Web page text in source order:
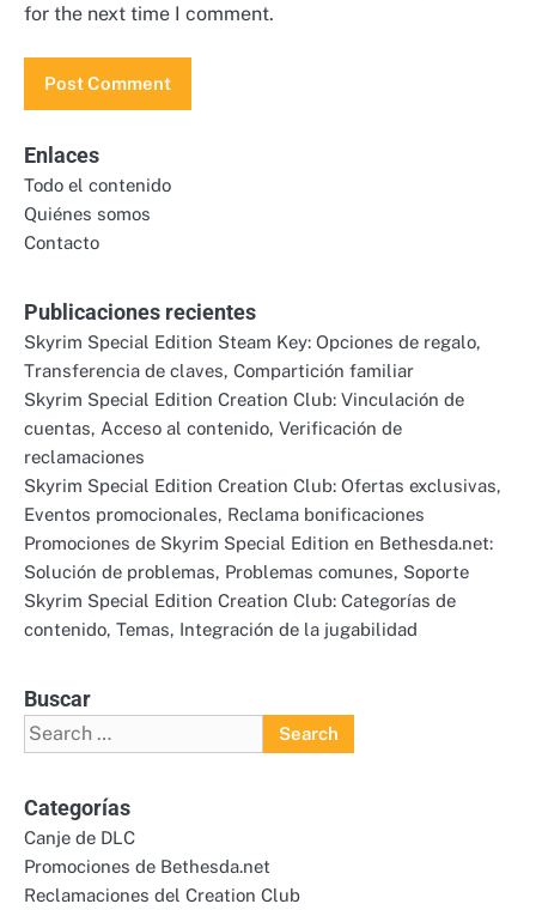
for the next time I comment.
Enlaces
Todo el contenido
Quiénes somos
Contacto
Publicaciones recientes
Skyrim Special Edition Steam Key: Opciones de regalo,
Transferencia de claves, Compartición familiar
Skyrim Special Edition Creation Club: Vinculación de
cuentas, Acceso al contenido, Verificación de
reclamaciones
Skyrim Special Edition Creation Club: Ofertas exclusivas,
Eventos promocionales, Reclama bonificaciones
Promociones de Skyrim Special Edition en Bethesda.net:
Solución de problemas, Problemas comunes, Soporte
Skyrim Special Edition Creation Club: Categorías de
contenido, Temas, Integración de la jugabilidad
Buscar
Search
for:
Categorías
Canje de DLC
Promociones de Bethesda.net
Reclamaciones del Creation Club